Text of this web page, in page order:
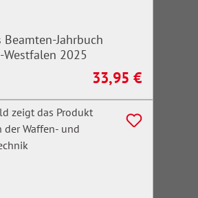
Beamten-Jahrbuch
2025
Regulärer Preis:
33,95 €